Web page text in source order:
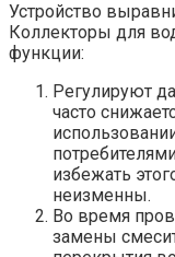
Устройство
Коллекторы для
функции:
Регулируют
часто
избежать
неизменны.
Во время
замены